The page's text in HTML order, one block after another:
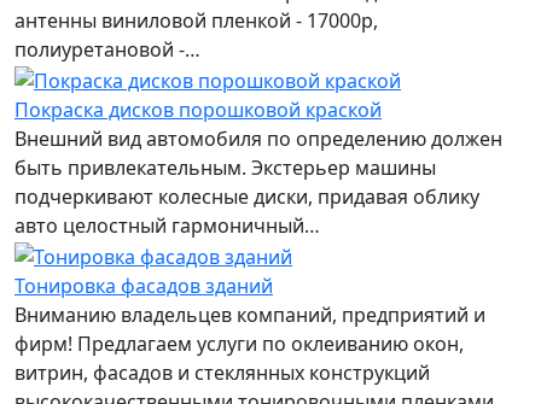
антенны виниловой пленкой - 17000р,
полиуретановой -…
Покраска дисков порошковой краской
Внешний вид автомобиля по определению должен
быть привлекательным. Экстерьер машины
подчеркивают колесные диски, придавая облику
авто целостный гармоничный…
Тонировка фасадов зданий
Вниманию владельцев компаний, предприятий и
фирм! Предлагаем услуги по оклеиванию окон,
витрин, фасадов и стеклянных конструкций